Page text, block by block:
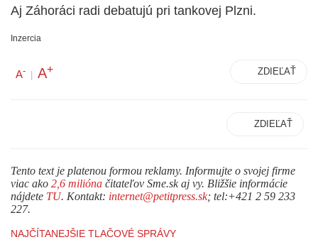
Aj Záhoráci radi debatujú pri tankovej Plzni.
Inzercia
A- | A+ ZDIEĽAŤ
ZDIEĽAŤ
Tento text je platenou formou reklamy. Informujte o svojej firme
viac ako 2,6 milióna čitateľov Sme.sk aj vy. Bližšie informácie
nájdete TU. Kontakt: internet@petitpress.sk; tel:+421 2 59 233
227.
NAJČÍTANEJŠIE TLAČOVÉ SPRÁVY